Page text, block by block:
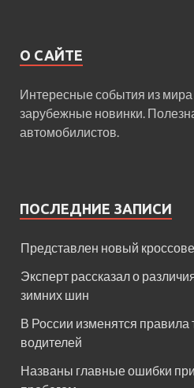
О САЙТЕ
Интересные события из мира
зарубежные новинки.
автомобилистов.
ПОСЛЕДНИЕ ЗАПИСИ
Представлен новый
Эксперт рассказал о
зимних шин
В России изменятся правила
водителей
Названы главные ошибки